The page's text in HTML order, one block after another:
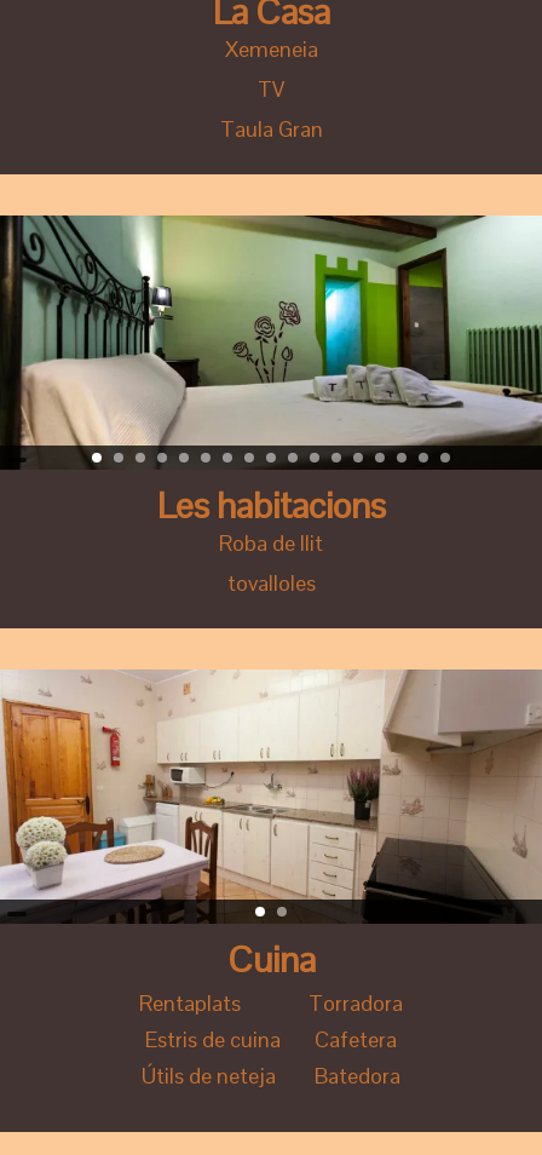
La Casa
Xemeneia
TV
Taula Gran
Les habitacions
Roba de llit
tovalloles
Cuina
Rentaplats Torradora
Estris de cuina Cafetera
Útils de neteja Batedora